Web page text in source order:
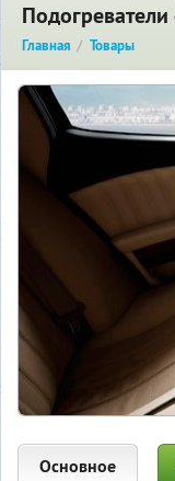
Главная Товары
Основное